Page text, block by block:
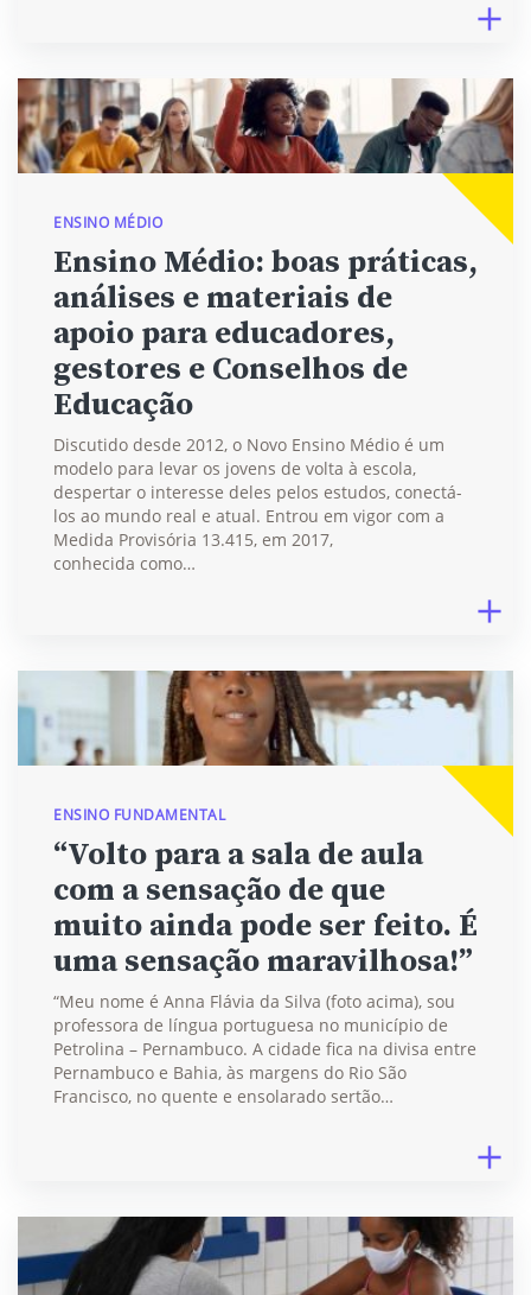
ENSINO MÉDIO
Ensino Médio: boas práticas,
análises e materiais de
apoio para educadores,
gestores e Conselhos de
Educação
Discutido desde 2012, o Novo Ensino Médio é um
modelo para levar os jovens de volta à escola,
despertar o interesse deles pelos estudos, conectá-
los ao mundo real e atual. Entrou em vigor com a
Medida Provisória 13.415, em 2017,
conhecida como…
ENSINO FUNDAMENTAL
“Volto para a sala de aula
com a sensação de que
muito ainda pode ser feito. É
uma sensação maravilhosa!”
“Meu nome é Anna Flávia da Silva (foto acima), sou
professora de língua portuguesa no município de
Petrolina – Pernambuco. A cidade fica na divisa entre
Pernambuco e Bahia, às margens do Rio São
Francisco, no quente e ensolarado sertão…